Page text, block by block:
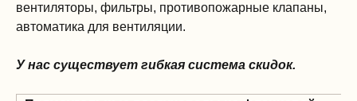
вентиляторы, фильтры, противопожарные клапаны,
автоматика для вентиляции.
У нас существует гибкая система скидок.